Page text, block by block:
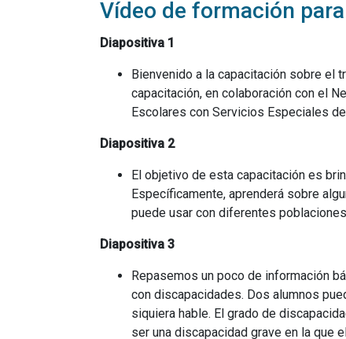
Vídeo de formación
Diapositiva 1
Bienvenido a la capacitación sobre el
capacitación, en colaboración con el
Escolares con Servicios Especiales
Diapositiva 2
El objetivo de esta capacitación es
Específicamente, aprenderá sobre
puede usar con diferentes
Diapositiva 3
Repasemos un poco de información
con discapacidades. Dos alumnos
siquiera hable. El grado de
ser una discapacidad grave en la que